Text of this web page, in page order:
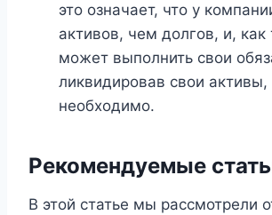
это означает, что у
активов, чем долгов, и, как
может выполнить свои
ликвидировав свои активы,
необходимо.
Рекомендуемые
В этой статье мы рассмотрели